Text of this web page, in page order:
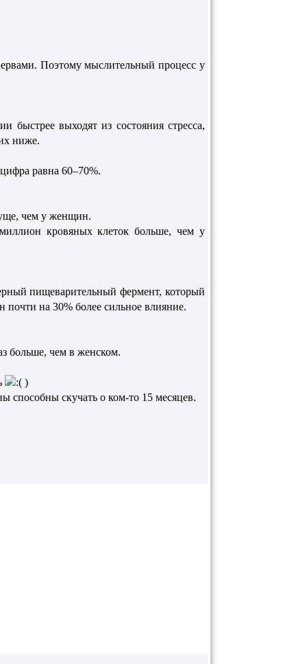
Поэтому мыслительный процесс у
выходят из состояния стресса,
ниже.
равна 60–70%.
чем у женщин.
кровяных клеток больше, чем у
пищеварительный фермент, который
почти на 30% более сильное влияние.
больше, чем в женском.
)
способны скучать о ком-то 15 месяцев.